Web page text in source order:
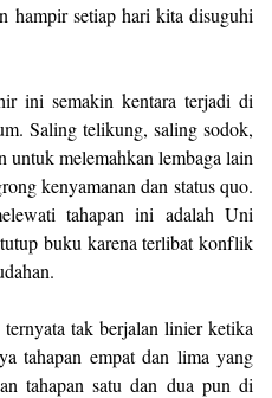
hampir setiap hari kita disuguhi
ini semakin kentara terjadi di
Saling telikung, saling sodok,
untuk melemahkan lembaga lain
kenyamanan dan status quo.
tahapan ini adalah Uni
buku karena terlibat konflik
tak berjalan linier ketika
tahapan empat dan lima yang
tahapan satu dan dua pun di